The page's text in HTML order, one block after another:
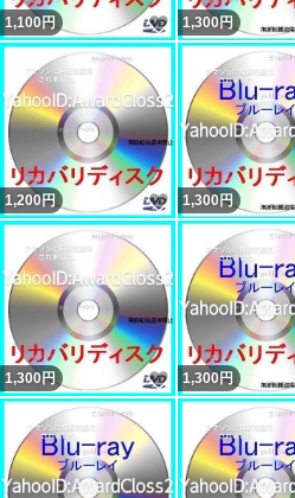
1,100円 いいね！
1,300円
1,200円 いいね！
1,300円
1,300円 いいね！
1,300円